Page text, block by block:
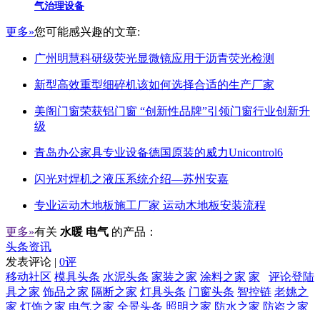
气治理设备
更多»您可能感兴趣的文章:
广州明慧科研级荧光显微镜应用于沥青荧光检测
新型高效重型细碎机该如何选择合适的生产厂家
美阁门窗荣获铝门窗 “创新性品牌”引领门窗行业创新升
级
青岛办公家具专业设备德国原装的威力Unicontrol6
闪光对焊机之液压系统介绍—苏州安嘉
专业运动木地板施工厂家 运动木地板安装流程
更多»有关 水暖 电气 的产品：
头条资讯
发表评论 | 0评
评论登陆
移动社区 模具头条 水泥头条 家装之家 涂料之家 家
具之家 饰品之家 隔断之家 灯具头条 门窗头条 智控链 老姚之
家 灯饰之家 电气之家 全景头条 照明之家 防水之家 防盗之家